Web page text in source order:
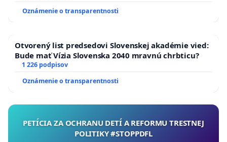
Oznámenie o transparentnosti
Otvorený list predsedovi Slovenskej akadémie vied:
Bude mať Vízia Slovenska 2040 mravnú chrbticu?
1 226 podpisov
Oznámenie o transparentnosti
PETÍCIA ZA OCHRANU DETÍ A REFORMU TRESTNEJ
POLITIKY #STOPPDFL